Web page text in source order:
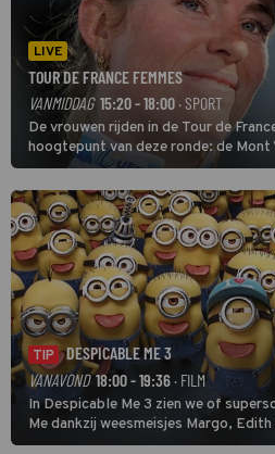
LIVE
TOUR DE FRANCE FEMMES
VANMIDDAG 15:20 - 18:00 · SPORT
De vrouwen rijden in de Tour de
hoogtepunt van deze ronde: de
finishten de vrouwen voor deze
buitencategorie. De aanloop naar de
TIP
DESPICABLE ME 3
VANAVOND 18:00 - 19:36· FILM
In Despicable Me 3 zien we of
Me dankzij weesmeisjes Margo,
het rechte pad maakte, ook op dat